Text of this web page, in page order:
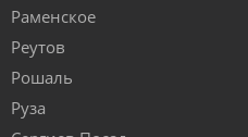
Раменское
Реутов
Рошаль
Руза